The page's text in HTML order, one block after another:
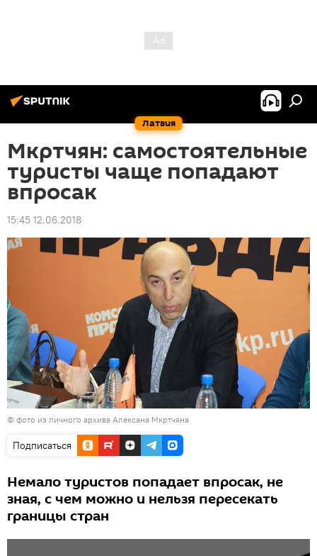
Латвия
Мкртчян: самостоятельные
туристы чаще попадают
впросак
15:45 12.06.2018
© фото из личного архива Алексана Мкртчяна
Подписаться
Немало туристов попадает впросак, не
зная, с чем можно и нельзя пересекать
границы стран